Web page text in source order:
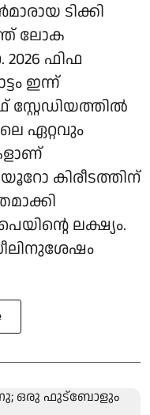
ടിക്കി
ലോക
ഫിഫ
ഇന്ന്
ഏറ്റവും
കിരീടത്തിന്
ലക്ഷ്യം.